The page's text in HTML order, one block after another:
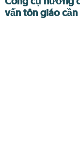
vấn tôn giáo